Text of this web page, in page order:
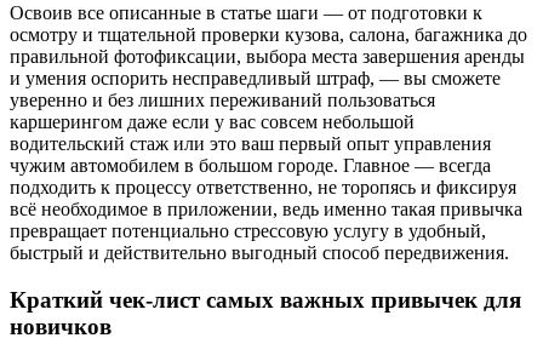
Освоив все описанные в статье шаги — от подготовки к
осмотру и тщательной проверки кузова, салона, багажника до
правильной фотофиксации, выбора места завершения аренды
и умения оспорить несправедливый штраф, — вы сможете
уверенно и без лишних переживаний пользоваться
каршерингом даже если у вас совсем небольшой
водительский стаж или это ваш первый опыт управления
чужим автомобилем в большом городе. Главное — всегда
подходить к процессу ответственно, не торопясь и фиксируя
всё необходимое в приложении, ведь именно такая привычка
превращает потенциально стрессовую услугу в удобный,
быстрый и действительно выгодный способ передвижения.
Краткий чек-лист самых важных привычек для
новичков